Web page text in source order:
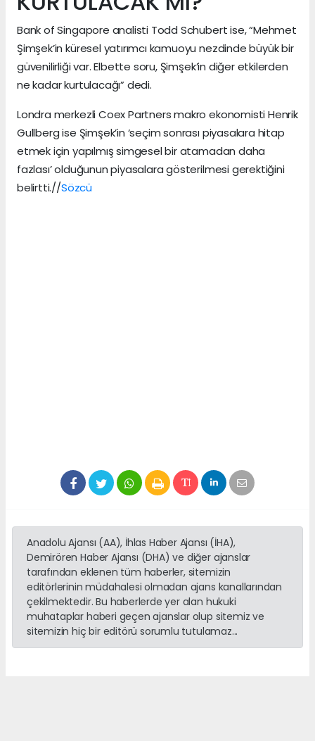
Bank of Singapore analisti Todd Schubert ise, “Mehmet
Şimşek’in küresel yatırımcı kamuoyu nezdinde büyük bir
güvenilirliği var. Elbette soru, Şimşek’in diğer etkilerden
ne kadar kurtulacağı” dedi.
Londra merkezli Coex Partners makro ekonomisti Henrik
Gullberg ise Şimşek’in ‘seçim sonrası piyasalara hitap
etmek için yapılmış simgesel bir atamadan daha
fazlası’ olduğunun piyasalara gösterilmesi gerektiğini
belirtti.//Sözcü
Anadolu Ajansı (AA), İhlas Haber Ajansı (İHA),
Demirören Haber Ajansı (DHA) ve diğer ajanslar
tarafından eklenen tüm haberler, sitemizin
editörlerinin müdahalesi olmadan ajans kanallarından
çekilmektedir. Bu haberlerde yer alan hukuki
muhataplar haberi geçen ajanslar olup sitemiz ve
sitemizin hiç bir editörü sorumlu tutulamaz...